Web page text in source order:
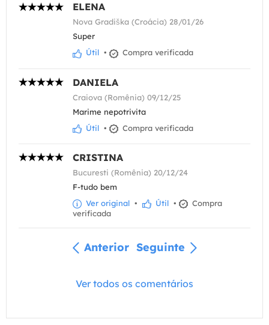
ELENA
Nova Gradiška (Croácia) 28/01/26
Super
Útil • Compra verificada
DANIELA
Craiova (Romênia) 09/12/25
Marime nepotrivita
Útil • Compra verificada
CRISTINA
Bucuresti (Romênia) 20/12/24
F-tudo bem
Ver original • Útil •
Compra
verificada
Anterior Seguinte
Ver todos os comentários